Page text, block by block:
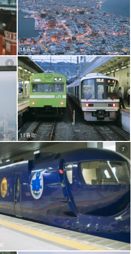
18喜欢
4
11喜欢
7
7